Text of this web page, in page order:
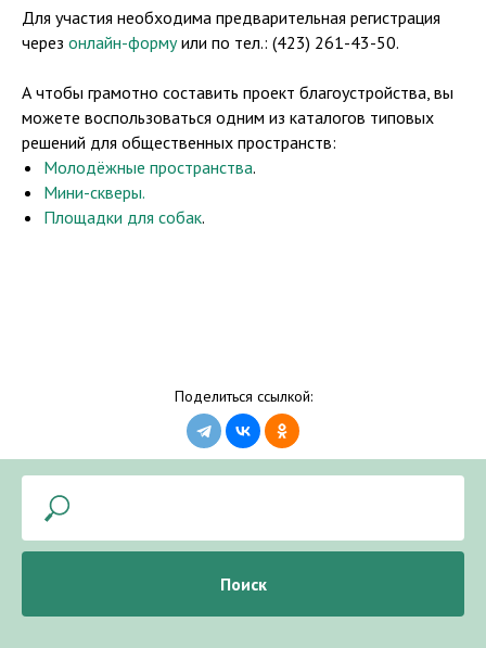
️Для участия необходима предварительная регистрация
через онлайн-формуили по тел.: (423) 261-43-50.
А чтобы грамотно составить проект благоустройства, вы
можете воспользоваться одним из каталогов типовых
решений для общественных пространств:
Молодёжные пространства.
Мини-скверы.
Площадки для собак.
Поделиться ссылкой:
Поиск